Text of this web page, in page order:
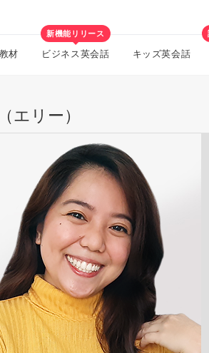
材
新機能リリース
ビジネス英会話 キッズ英会話
エリー）